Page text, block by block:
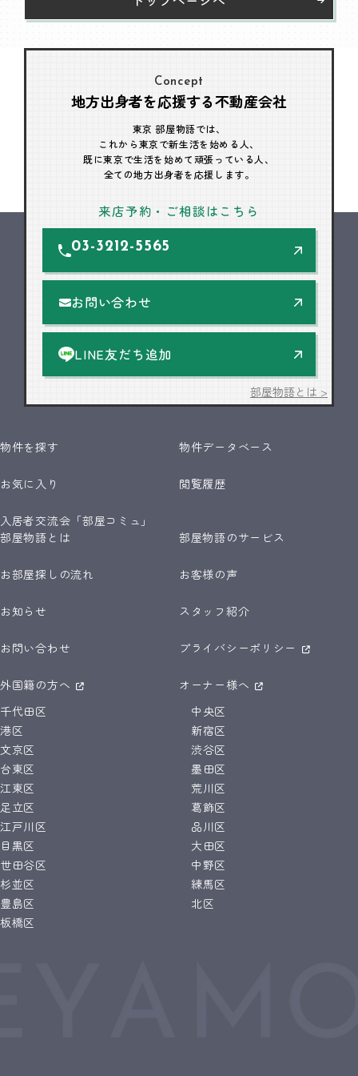
Concept
地方出身者を応援する不動産会社
東京 部屋物語では、
これから東京で新生活を始める人、
既に東京で生活を始めて頑張っている人、
全ての地方出身者を応援します。
来店予約・ご相談はこちら
03-3212-5565
お問い合わせ
LINE友だち追加
部屋物語とは >
物件を探す 物件データベース
お気に入り 閲覧履歴
入居者交流会「部屋コミュ」
部屋物語とは
部屋物語のサービス
お部屋探しの流れ お客様の声
お知らせ スタッフ紹介
お問い合わせ プライバシーポリシー
外国籍の方へ
オーナー様へ
千代田区
中央区
港区
新宿区
文京区
渋谷区
台東区
墨田区
江東区
荒川区
足立区
葛飾区
江戸川区
品川区
目黒区
大田区
世田谷区
中野区
杉並区
練馬区
豊島区
北区
板橋区